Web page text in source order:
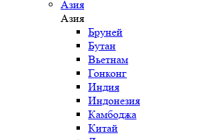
Азия
Азия
Бруней
Бутан
Вьетнам
Гонконг
Индия
Индонезия
Камбоджа
Китай